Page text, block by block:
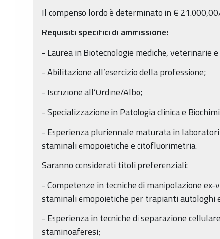
Il compenso lordo è determinato in €
Requisiti specifici di ammissione:
- Laurea in Biotecnologie mediche, veterinarie
- Abilitazione all’esercizio della professione;
- Iscrizione all’Ordine/Albo;
- Specializzazione in Patologia clinica e
- Esperienza pluriennale maturata in
staminali emopoietiche e citofluorimetria.
Saranno considerati titoli preferenziali:
- Competenze in tecniche di manipolazione
staminali emopoietiche per trapianti autologhi
- Esperienza in tecniche di separazione
staminoaferesi;